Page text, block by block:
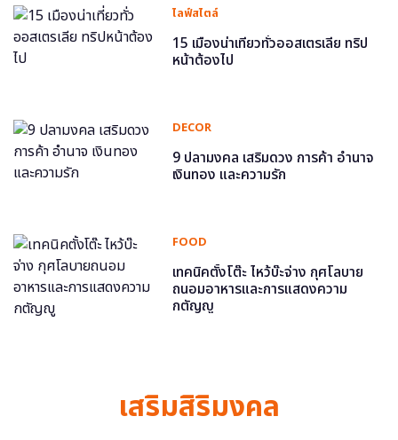
ไลฟ์สไตล์
15 เมืองน่าเที่ยวทั่วออสเตรเลีย ทริป
หน้าต้องไป
DECOR
9 ปลามงคล เสริมดวง การค้า อำนาจ
เงินทอง และความรัก
FOOD
เทคนิคตั้งโต๊ะ ไหว้บ๊ะจ่าง กุศโลบาย
ถนอมอาหารและการแสดงความ
กตัญญู
เสริมสิริมงคล